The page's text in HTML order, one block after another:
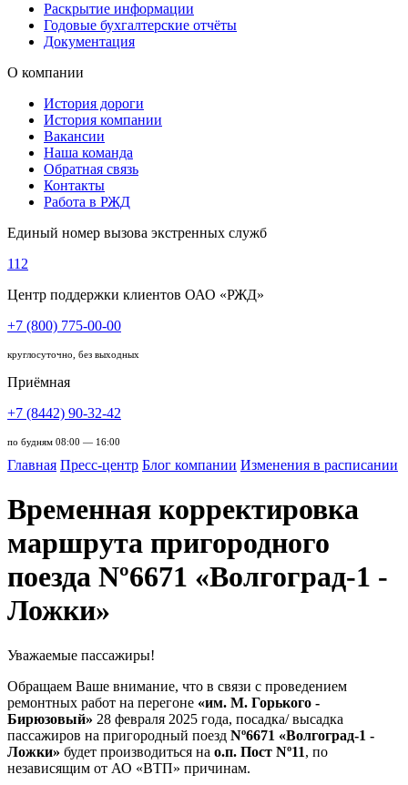
Раскрытие информации
Годовые бухгалтерские отчёты
Документация
О компании
История дороги
История компании
Вакансии
Наша команда
Обратная связь
Контакты
Работа в РЖД
Единый номер вызова экстренных служб
112
Центр поддержки клиентов ОАО «РЖД»
+7 (800) 775-00-00
круглосуточно, без выходных
Приёмная
+7 (8442) 90-32-42
по будням 08:00 — 16:00
Главная Пресс-центр Блог компании Изменения в расписании
Временная корректировка
маршрута пригородного
поезда Nº6671 «Волгоград-1 -
Ложки»
Уважаемые пассажиры!
Обращаем Ваше внимание, что в связи с проведением
ремонтных работ на перегоне «им. М. Горького -
Бирюзовый» 28 февраля 2025 года, посадка/ высадка
пассажиров на пригородный поезд Nº6671 «Волгоград-1 -
Ложки» будет производиться на о.п. Пост Nº11, по
независящим от АО «ВТП» причинам.